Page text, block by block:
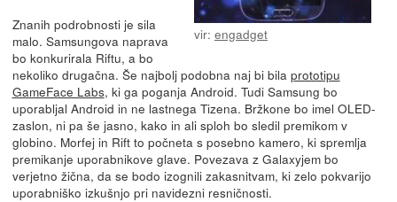
vir: engadget
Znanih podrobnosti je sila
malo. Samsungova naprava
bo konkurirala Riftu, a bo
nekoliko drugačna. Še najbolj podobna naj bi bila prototipu
GameFace Labs, ki ga poganja Android. Tudi Samsung bo
uporabljal Android in ne lastnega Tizena. Bržkone bo imel OLED-
zaslon, ni pa še jasno, kako in ali sploh bo sledil premikom v
globino. Morfej in Rift to počneta s posebno kamero, ki spremlja
premikanje uporabnikove glave. Povezava z Galaxyjem bo
verjetno žična, da se bodo izognili zakasnitvam, ki zelo pokvarijo
uporabniško izkušnjo pri navidezni resničnosti.